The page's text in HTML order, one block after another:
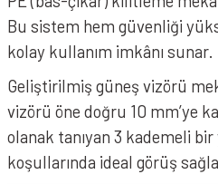
Bu sistem hem güvenliği
kolay kullanım imkânı sunar.
Geliştirilmiş güneş vizörü
vizörü öne doğru 10 mm’ye
olanak tanıyan 3 kademeli bir
koşullarında ideal görüş